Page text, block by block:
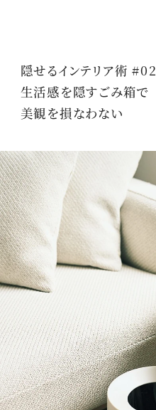
隠せるインテリア術 #02
生活感を隠すごみ箱で
美観を損なわない